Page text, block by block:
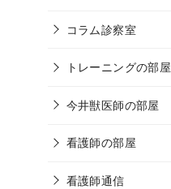
コラム診察室
トレーニングの部屋
今井獣医師の部屋
看護師の部屋
看護師通信